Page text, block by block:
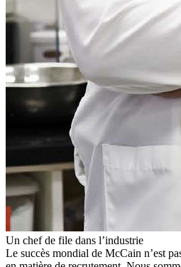
Un chef de file dans l’industrie
Le succès mondial de McCain n’est